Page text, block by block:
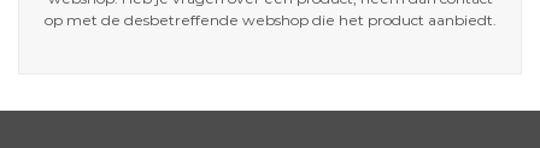
op met de desbetreffende webshop die het product aanbiedt.